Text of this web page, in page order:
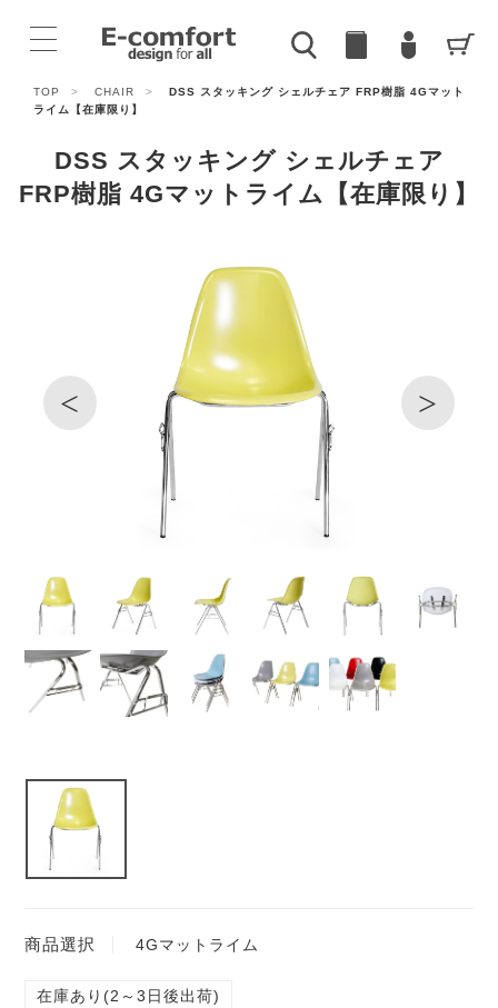
TOP > CHAIR >
DSS スタッキング シェルチェア FRP樹脂 4Gマット
ライム【在庫限り】
DSS スタッキング シェルチェア
FRP樹脂 4Gマットライム【在庫限り】
< >
商品選択 4Gマットライム
在庫あり(2～3日後出荷)